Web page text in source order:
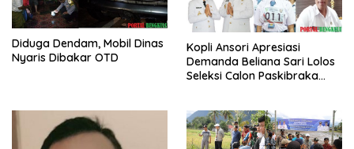
Diduga Dendam, Mobil Dinas
Nyaris Dibakar OTD
Kopli Ansori Apresiasi
Demanda Beliana Sari Lolos
Seleksi Calon Paskibraka